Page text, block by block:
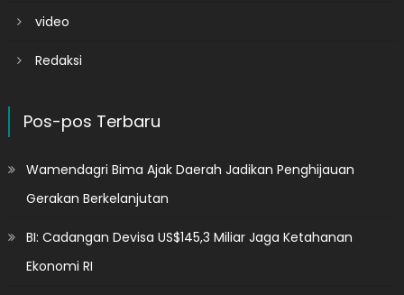
video
Redaksi
Pos-pos Terbaru
Wamendagri Bima Ajak Daerah Jadikan Penghijauan
Gerakan Berkelanjutan
BI: Cadangan Devisa US$145,3 Miliar Jaga Ketahanan
Ekonomi RI